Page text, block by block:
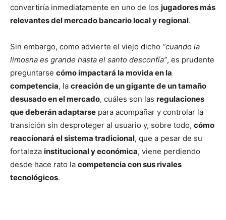
convertiría inmediatamente en uno de los jugadores más
relevantes del mercado bancario local y regional.
Sin embargo, como advierte el viejo dicho “cuando la
limosna es grande hasta el santo desconfía”, es prudente
preguntarse cómo impactará la movida en la
competencia, la creación de un gigante de un tamaño
desusado en el mercado, cuáles son las regulaciones
que deberán adaptarse para acompañar y controlar la
transición sin desproteger al usuario y, sobre todo, cómo
reaccionará el sistema tradicional, que a pesar de su
fortaleza institucional y económica, viene perdiendo
desde hace rato la competencia con sus rivales
tecnológicos.